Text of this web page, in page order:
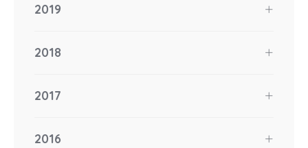
2019
2018
2017
2016